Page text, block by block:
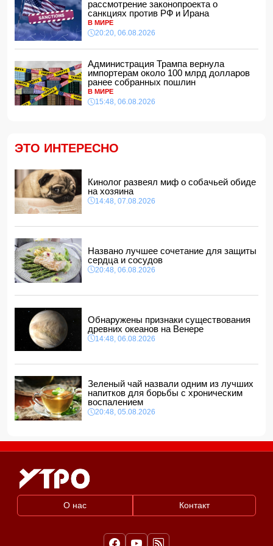
14:00, 07.08.2026
Прогноз погоды в Азербайджане на 8 августа
12:48, 07.08.2026
000 манатов
12:40, 07.08.2026
Уровень безработицы во Франции вырос до рекордного
с 2020 года показателя
12:28, 07.08.2026
В Нахчыванской АР сотрудники МЧС спасли тонувшего
человека
12:12, 07.08.2026
Макгрегор заявил о начале подготовки к возвращению в
октагон
12:00, 07.08.2026
Опасный вирус приближается к границе Турции
11:48, 07.08.2026
рассмотрение законопроекта о
санкциях против РФ и Ирана
В МИРЕ
20:20, 06.08.2026
Администрация Трампа вернула
импортерам около 100 млрд долларов
ранее собранных пошлин
В МИРЕ
15:48, 06.08.2026
ЭТО ИНТЕРЕСНО
Кинолог развеял миф о собачьей обиде
на хозяина
14:48, 07.08.2026
Названо лучшее сочетание для защиты
сердца и сосудов
20:48, 06.08.2026
Обнаружены признаки существования
древних океанов на Венере
14:48, 06.08.2026
Зеленый чай назвали одним из лучших
напитков для борьбы с хроническим
воспалением
20:48, 05.08.2026
О нас Контакт